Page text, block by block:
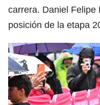
carrera. Daniel Felipe
posición de la etapa